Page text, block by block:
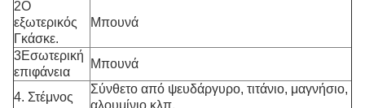
2Ο
εξωτερικός
Γκάσκε.
Μπουνά
3Εσωτερική
επιφάνεια
Μπουνά
4. Στέμνος
Σύνθετο από ψευδάργυρο, τιτάνιο, μαγνήσιο,
αλουμίνιο κλπ.